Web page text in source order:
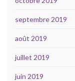
septembre 2019
août 2019
juillet 2019
juin 2019